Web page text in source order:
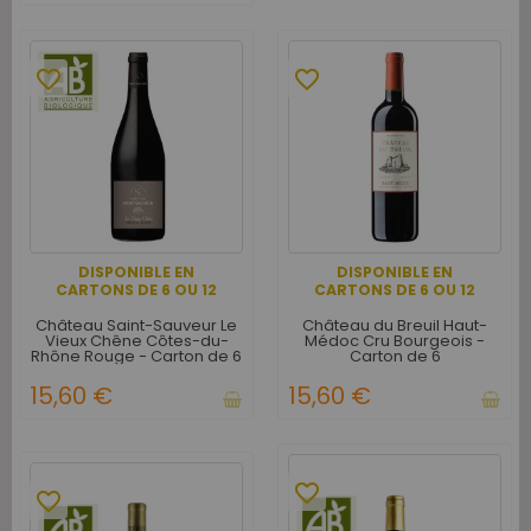
DISPONIBLE EN
CARTONS DE 6 OU 12
favorite_border
Château Saint-Sauveur Le
Vieux Chêne Côtes-du-
Rhône Rouge - Carton de 6
15,60 €
DISPONIBLE EN
CARTONS DE 6 OU 12
favorite_border
Château du Breuil Haut-
Médoc Cru Bourgeois -
Carton de 6
15,60 €
favorite_border favorite_border